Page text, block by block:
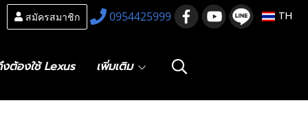
สมัครสมาชิก 0954425999 TH
งต้องใช้ Lexus เพิ่มเติม